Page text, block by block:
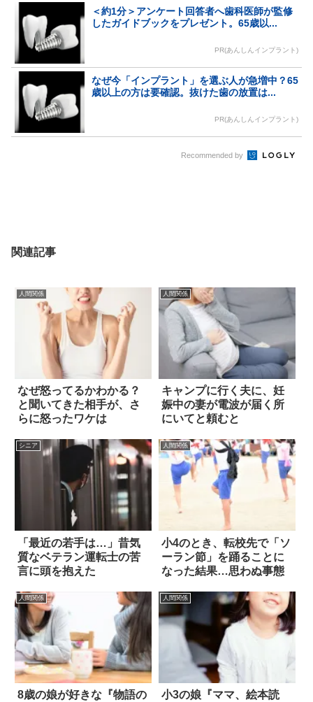
＜約1分＞アンケート回答者へ歯科医師が監修
したガイドブックをプレゼント。65歳以...
PR(あんしんインプラント)
なぜ今「インプラント」を選ぶ人が急増中？65
歳以上の方は要確認。抜けた歯の放置は...
PR(あんしんインプラント)
Recommended by
関連記事
人間関係
なぜ怒ってるかわかる？
と聞いてきた相手が、さ
らに怒ったワケは
人間関係
キャンプに行く夫に、妊
娠中の妻が電波が届く所
にいてと頼むと
シニア
「最近の若手は…」昔気
質なベテラン運転士の苦
言に頭を抱えた
人間関係
小4のとき、転校先で「ソ
ーラン節」を踊ることに
なった結果…思わぬ事態
人間関係
8歳の娘が好きな『物語の
人間関係
小3の娘『ママ、絵本読